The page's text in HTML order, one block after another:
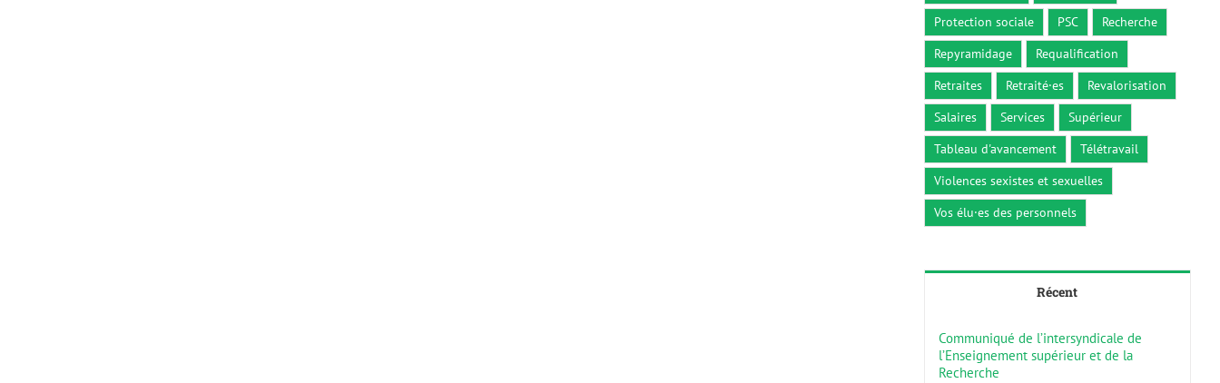
Protection sociale
PSC
Recherche
Repyramidage
Requalification
Retraites
Retraité·es
Revalorisation
Salaires
Services
Supérieur
Tableau d'avancement
Télétravail
Violences sexistes et sexuelles
Vos élu·es des personnels
Récent
Communiqué de l’intersyndicale de
l’Enseignement supérieur et de la
Recherche